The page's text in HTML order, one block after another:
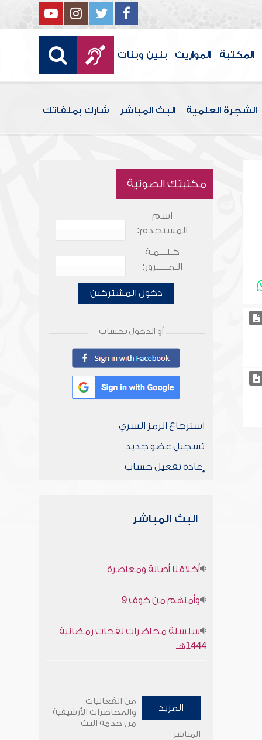
المكتبة المواريث بنين وبنات
الشجرة العلمية البث المباشر شارك بملفاتك
مكتبتك الصوتية
اسم
المستخدم:
كـلـــمـة
الـمـــــرور:
دخول المشتركين
أو الدخول بحساب
استرجاع الرمز السري
تسجيل عضو جديد
إعادة تفعيل حساب
البث المباشر
أخلاقنا أصالة ومعاصرة
وأمنهم من خوف 9
سلسلة محاضرات نفحات رمضانية
1444هـ
المزيد
من الفعاليات
والمحاضرات الأرشيفية
من خدمة البث
المباشر